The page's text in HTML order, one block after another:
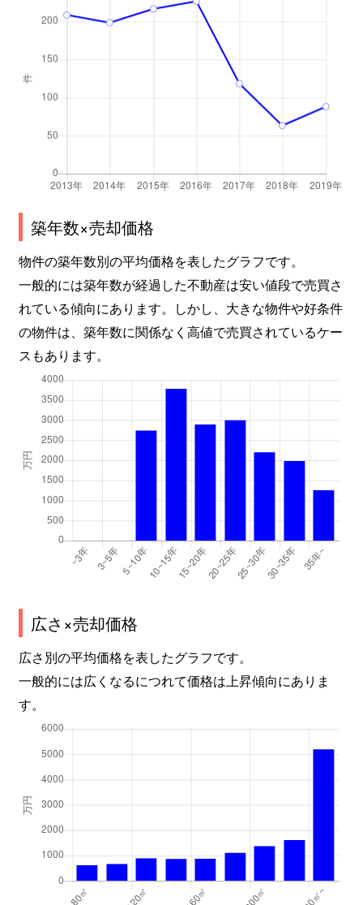
築年数×売却価格
物件の築年数別の平均価格を表したグラフです。
一般的には築年数が経過した不動産は安い値段で売買さ
れている傾向にあります。しかし、大きな物件や好条件
の物件は、築年数に関係なく高値で売買されているケー
スもあります。
広さ×売却価格
広さ別の平均価格を表したグラフです。
一般的には広くなるにつれて価格は上昇傾向にありま
す。